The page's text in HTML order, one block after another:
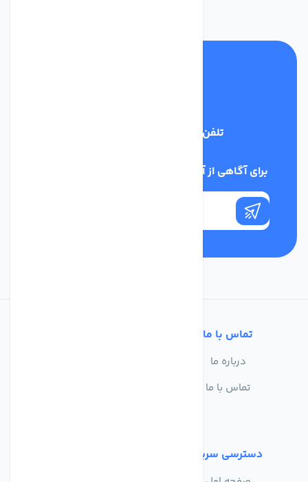
تلفن پشتیبانی
برای آگاهی از آخرین اخبار در خبرنامه ما عضو شوید
تماس با ما
درباره ما
تماس با ما
دسترسی سریع